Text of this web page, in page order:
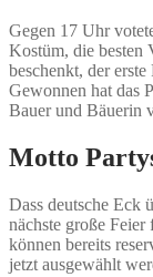
Gegen 17 Uhr
Kostüm, die besten
beschenkt, der
Gewonnen hat das
Bauer und Bäuerin
Motto
Dass deutsche Eck
nächste große
können bereits
jetzt ausgewählt